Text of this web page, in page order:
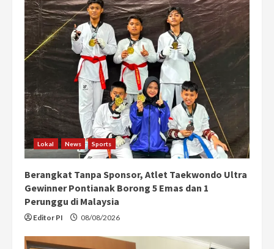
Lokal News Sports
Berangkat Tanpa Sponsor, Atlet Taekwondo Ultra
Gewinner Pontianak Borong 5 Emas dan 1
Perunggu di Malaysia
Editor PI 08/08/2026